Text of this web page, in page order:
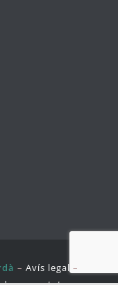
– Avís legal –